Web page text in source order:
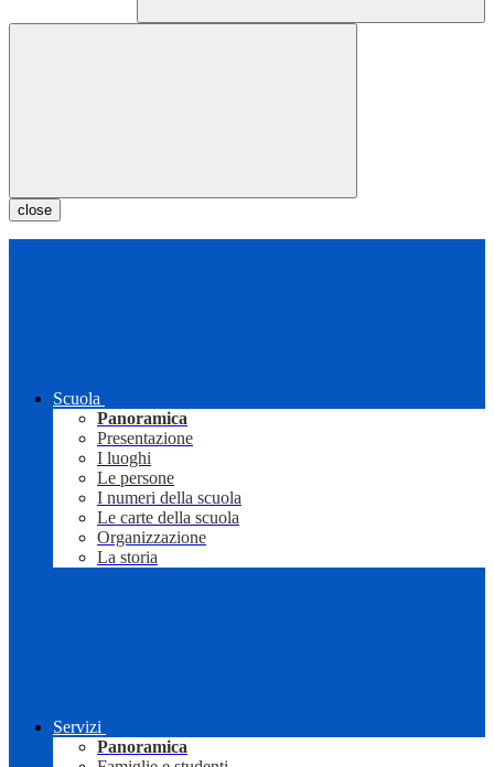
close
Scuola
Panoramica
Presentazione
I luoghi
Le persone
I numeri della scuola
Le carte della scuola
Organizzazione
La storia
Servizi
Panoramica